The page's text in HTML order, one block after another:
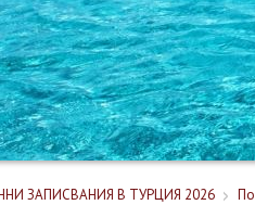
ЗАПИСВАНИЯ В ТУРЦИЯ 2026